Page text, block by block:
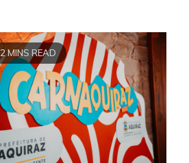
2 MINS READ